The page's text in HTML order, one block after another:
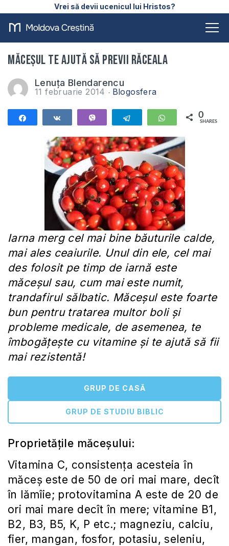
Vrei să devii ucenicul lui Hristos?
Măceșul te ajută să previi răceala
Lenuța Blendarencu
11 februarie 2014 Blogosfera
Telegram WhatsApp
0
SHARES
Iarna merg cel mai bine băuturile calde,
mai ales ceaiurile. Unul din ele, cel mai
des folosit pe timp de iarnă este
măceșul sau, cum mai este numit,
trandafirul sălbatic. Măceșul este foarte
bun pentru tratarea multor boli și
probleme medicale, de asemenea, te
îmbogățește cu vitamine și te ajută să fii
mai rezistentă!
GRUP DE CASĂ
GRUP DE STUDIU BIBLIC
Proprietățile măceșului:
Vitamina C, consistenţa acesteia în
măceş este de 50 de ori mai mare, decît
în lămîie; protovitamina A este de 20 de
ori mai mare decît în mere; vitamine B1,
B2, B3, B5, K, P etc.; magneziu, calciu,
fier, mangan, fosfor, potasiu, seleniu,